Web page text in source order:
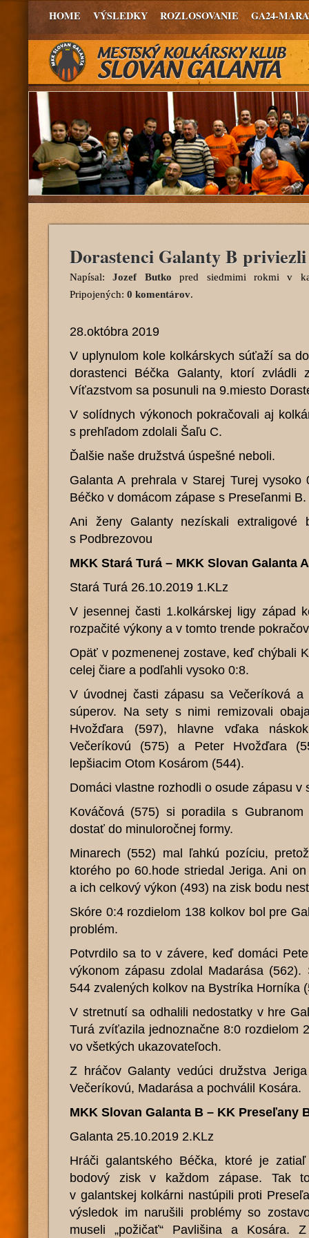
HOME VÝSLEDKY ROZLOSOVANIE GA24-
Dorastenci Galanty B
Napísal:Jozef Butko pred siedmimi rokmi v
Pripojených: 0 komentárov.
28.októbra 2019
V uplynulom kole kolkárskych súťaží sa
dorastenci Béčka Galanty, ktorí zvládli
Víťazstvom sa posunuli na 9.miesto
V solídnych výkonoch pokračovali aj
s prehľadom zdolali Šaľu C.
Ďalšie naše družstvá úspešné neboli.
Galanta A prehrala v Starej Turej vysoko
Béčko v domácom zápase s Preseľanmi B.
Ani ženy Galanty nezískali extraligové
s Podbrezovou
MKK Stará Turá – MKK Slovan Galanta
Stará Turá 26.10.2019 1.KLz
V jesennej časti 1.kolkárskej ligy západ
rozpačité výkony a v tomto trende
Opäť v pozmenenej zostave, keď chýbali
celej čiare a podľahli vysoko 0:8.
V úvodnej časti zápasu sa Večeríková
súperov. Na sety s nimi remizovali
Hvožďara (597), hlavne vďaka
Večeríkovú (575) a Peter Hvožďara
lepšiacim Otom Kosárom (544).
Domáci vlastne rozhodli o osude zápasu v
Kováčová (575) si poradila s
dostať do minuloročnej formy.
Minarech (552) mal ľahkú pozíciu,
ktorého po 60.hode striedal Jeriga. Ani
a ich celkový výkon (493) na zisk bodu
Skóre 0:4 rozdielom 138 kolkov bol pre
problém.
Potvrdilo sa to v závere, keď domáci
výkonom zápasu zdolal Madarása
544 zvalených kolkov na Bystríka Horníka
V stretnutí sa odhalili nedostatky v hre
Turá zvíťazila jednoznačne 8:0 rozdielom
vo všetkých ukazovateľoch.
Z hráčov Galanty vedúci družstva
Večeríkovú, Madarása a pochválil Kosára.
MKK Slovan Galanta B – KK
Galanta 25.10.2019 2.KLz
Hráči galantského Béčka, ktoré je
bodový zisk v každom zápase. Tak
v galantskej kolkárni nastúpili proti
výsledok im narušili problémy so
museli „požičať“ Pavlišina a Kosára.